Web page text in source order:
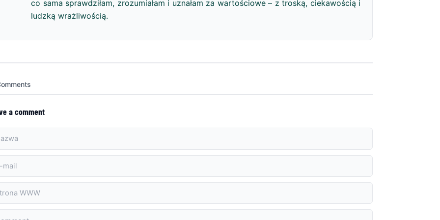
co sama sprawdziłam, zrozumiałam i uznałam za wartościowe – z troską, ciekawością i
ludzką wrażliwością.
a comment